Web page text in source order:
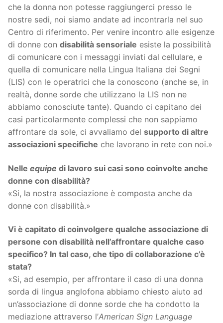
che la donna non potesse raggiungerci presso le
nostre sedi, noi siamo andate ad incontrarla nel suo
Centro di riferimento. Per venire incontro alle esigenze
di donne con disabilità sensoriale esiste la possibilità
di comunicare con i messaggi inviati dal cellulare, e
quella di comunicare nella Lingua Italiana dei Segni
(LIS) con le operatrici che la conoscono (anche se, in
realtà, donne sorde che utilizzano la LIS non ne
abbiamo conosciute tante). Quando ci capitano dei
casi particolarmente complessi che non sappiamo
affrontare da sole, ci avvaliamo del supporto di altre
associazioni specifiche che lavorano in rete con noi.»
Nelle equipe di lavoro sui casi sono coinvolte anche
donne con disabilità?
«Si, la nostra associazione è composta anche da
donne con disabilità.»
Vi è capitato di coinvolgere qualche associazione di
persone con disabilità nell’affrontare qualche caso
specifico? In tal caso, che tipo di collaborazione c’è
stata?
«Si, ad esempio, per affrontare il caso di una donna
sorda di lingua anglofona abbiamo chiesto aiuto ad
un’associazione di donne sorde che ha condotto la
mediazione attraverso l’American Sign Language